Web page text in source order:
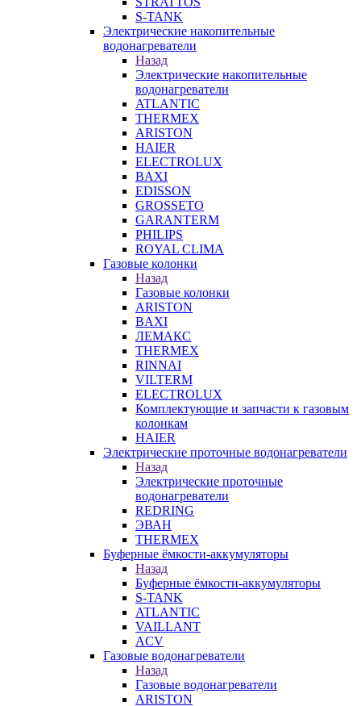
S-TANK
Электрические накопительные
водонагреватели
Назад
Электрические накопительные
водонагреватели
ATLANTIC
THERMEX
ARISTON
HAIER
ELECTROLUX
BAXI
EDISSON
GROSSETO
GARANTERM
PHILIPS
ROYAL CLIMA
Газовые колонки
Назад
Газовые колонки
ARISTON
BAXI
ЛЕМАКС
THERMEX
RINNAI
VILTERM
ELECTROLUX
Комплектующие и запчасти к газовым
колонкам
HAIER
Электрические проточные водонагреватели
Назад
Электрические проточные
водонагреватели
REDRING
ЭВАН
THERMEX
Буферные ёмкости-аккумуляторы
Назад
Буферные ёмкости-аккумуляторы
S-TANK
ATLANTIC
VAILLANT
ACV
Газовые водонагреватели
Назад
Газовые водонагреватели
ARISTON